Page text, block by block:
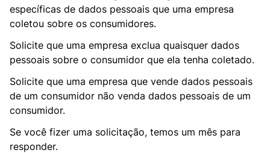
específicas de dados pessoais que uma empresa
coletou sobre os consumidores.
Solicite que uma empresa exclua quaisquer dados
pessoais sobre o consumidor que ela tenha coletado.
Solicite que uma empresa que vende dados pessoais
de um consumidor não venda dados pessoais de um
consumidor.
Se você fizer uma solicitação, temos um mês para
responder.